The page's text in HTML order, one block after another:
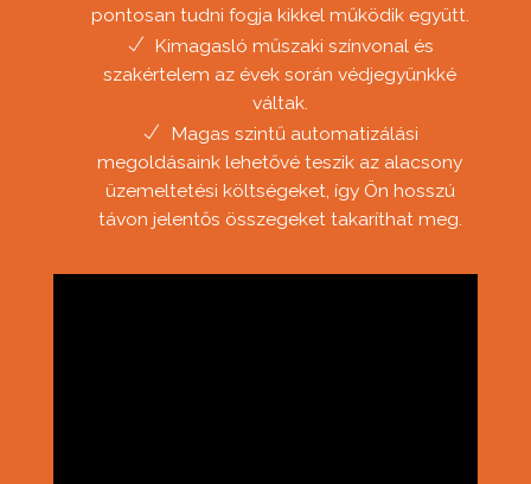
pontosan tudni fogja kikkel működik együtt.
Kimagasló műszaki színvonal és
szakértelem az évek során védjegyünkké
váltak.
Magas szintű automatizálási
megoldásaink lehetővé teszik az alacsony
üzemeltetési költségeket, így Ön hosszú
távon jelentős összegeket takaríthat meg.